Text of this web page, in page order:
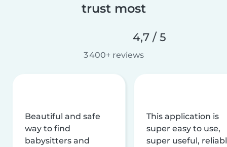
trust most
4,7 / 5
3 400+ reviews
Beautiful and safe
way to find
babysitters and
This application is
super easy to use,
super useful,